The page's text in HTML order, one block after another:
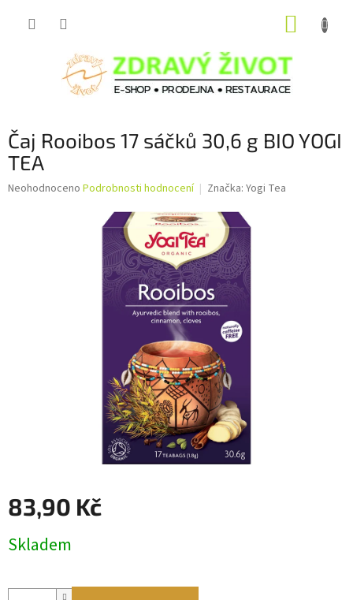
Čaj Rooibos 17 sáčků 30,6 g BIO YOGI
TEA
Průměrné
Neohodnoceno Podrobnosti hodnocení Značka: Yogi Tea
83,90 Kč
cena:
Skladem